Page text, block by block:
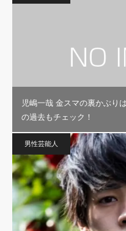
児嶋一哉 金スマの裏かぶり
の過去もチェック！
男性芸能人